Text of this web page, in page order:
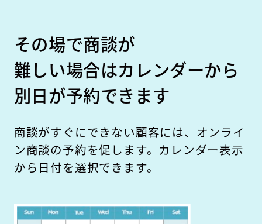
その場で商談が
難しい場合はカレンダーから
別日が予約できます
商談がすぐにできない顧客には、オンライ
ン商談の予約を促します。カレンダー表示
から日付を選択できます。